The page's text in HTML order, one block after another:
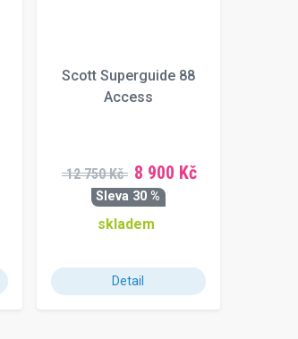
Scott Superguide 88
Access
12 750 Kč 8 900 Kč
Sleva 30 %
skladem
Detail